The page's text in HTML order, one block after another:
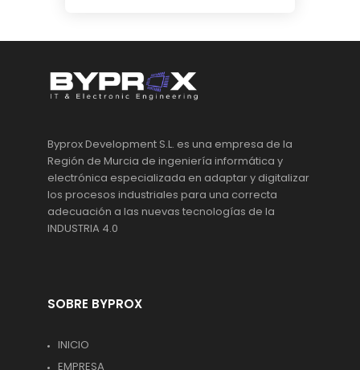
Byprox Development S.L. es una empresa de la
Región de Murcia de ingeniería informática y
electrónica especializada en adaptar y digitalizar
los procesos industriales para una correcta
adecuación a las nuevas tecnologías de la
INDUSTRIA 4.0
SOBRE BYPROX
INICIO
EMPRESA